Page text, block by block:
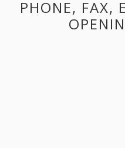
PHONE, FAX,